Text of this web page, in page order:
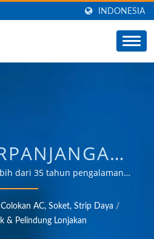
INDONESIA
LONJAKAN,
SOKET
USB-C
dari 35 tahun pengalaman
dalam menyediakan
kebutuhan aplikasi manajemen
seperti industri, komunikasi,
Colokan AC, Soket, Strip Daya /
& Pelindung Lonjakan